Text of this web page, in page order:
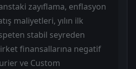
zayıflama, enflasyon
maliyetleri, yılın ilk
stabil seyreden
finansallarına negatif
ve Custom